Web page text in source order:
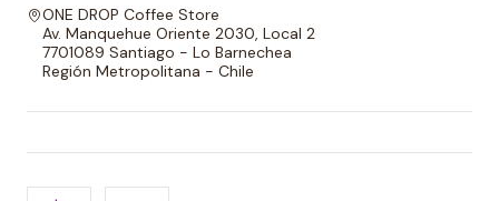
ONE DROP Coffee Store
Av. Manquehue Oriente 2030, Local 2
7701089 Santiago - Lo Barnechea
Región Metropolitana - Chile